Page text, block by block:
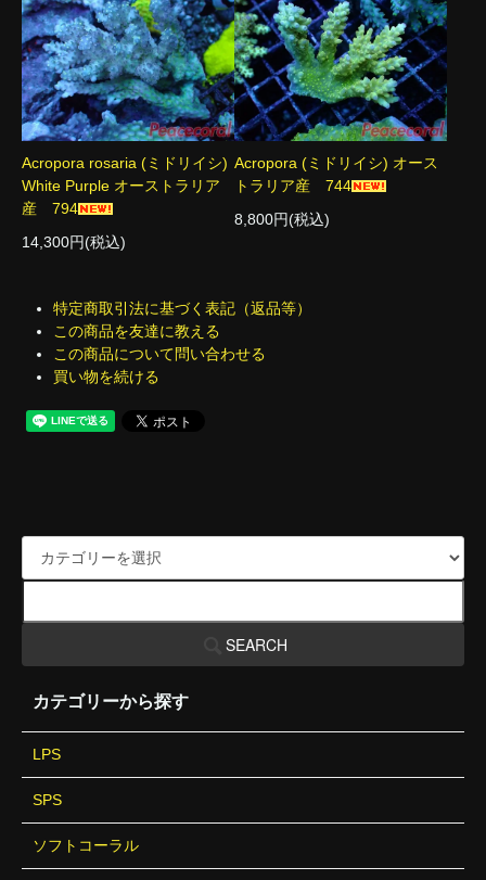
Acropora rosaria (ミドリイシ)
White Purple オーストラリア
産 794
14,300円(税込)
Acropora (ミドリイシ) オース
トラリア産 744
8,800円(税込)
特定商取引法に基づく表記（返品等）
この商品を友達に教える
この商品について問い合わせる
買い物を続ける
SEARCH
カテゴリーから探す
LPS
SPS
ソフトコーラル